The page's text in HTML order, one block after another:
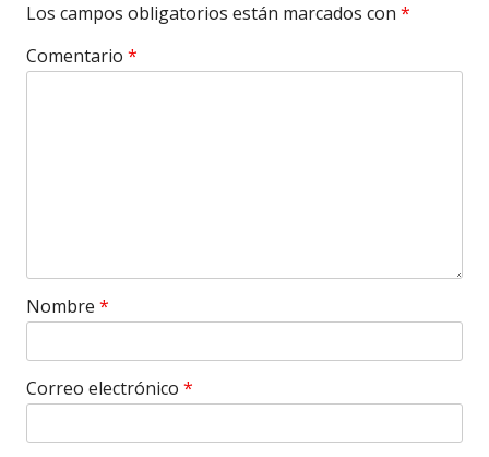
Los campos obligatorios están marcados con *
Comentario *
Nombre *
Correo electrónico *